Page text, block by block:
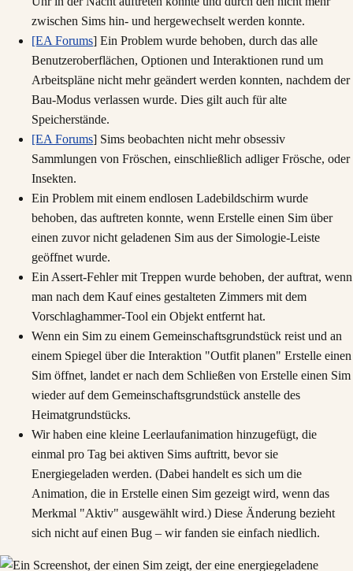
zwischen Sims hin- und hergewechselt werden konnte.
[EA Forums] Ein Problem wurde behoben, durch das alle
Benutzeroberflächen, Optionen und Interaktionen rund um
Arbeitspläne nicht mehr geändert werden konnten, nachdem der
Bau-Modus verlassen wurde. Dies gilt auch für alte
Speicherstände.
[EA Forums] Sims beobachten nicht mehr obsessiv
Sammlungen von Fröschen, einschließlich adliger Frösche, oder
Insekten.
Ein Problem mit einem endlosen Ladebildschirm wurde
behoben, das auftreten konnte, wenn Erstelle einen Sim über
einen zuvor nicht geladenen Sim aus der Simologie-Leiste
geöffnet wurde.
Ein Assert-Fehler mit Treppen wurde behoben, der auftrat, wenn
man nach dem Kauf eines gestalteten Zimmers mit dem
Vorschlaghammer-Tool ein Objekt entfernt hat.
Wenn ein Sim zu einem Gemeinschaftsgrundstück reist und an
einem Spiegel über die Interaktion "Outfit planen" Erstelle einen
Sim öffnet, landet er nach dem Schließen von Erstelle einen Sim
wieder auf dem Gemeinschaftsgrundstück anstelle des
Heimatgrundstücks.
Wir haben eine kleine Leerlaufanimation hinzugefügt, die
einmal pro Tag bei aktiven Sims auftritt, bevor sie
Energiegeladen werden. (Dabei handelt es sich um die
Animation, die in Erstelle einen Sim gezeigt wird, wenn das
Merkmal "Aktiv" ausgewählt wird.) Diese Änderung bezieht
sich nicht auf einen Bug – wir fanden sie einfach niedlich.